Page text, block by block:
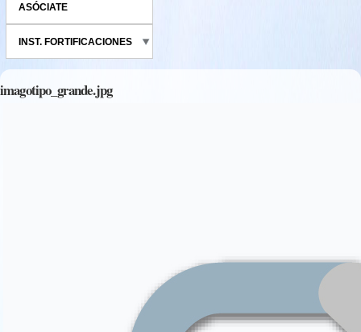
ASÓCIATE
INST. FORTIFICACIONES
imagotipo_grande.jpg